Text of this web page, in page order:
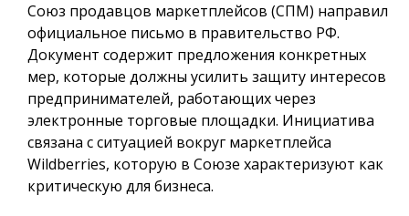
Союз продавцов маркетплейсов (СПМ) направил
официальное письмо в правительство РФ.
Документ содержит предложения конкретных
мер, которые должны усилить защиту интересов
предпринимателей, работающих через
электронные торговые площадки. Инициатива
связана с ситуацией вокруг маркетплейса
Wildberries, которую в Союзе характеризуют как
критическую для бизнеса.